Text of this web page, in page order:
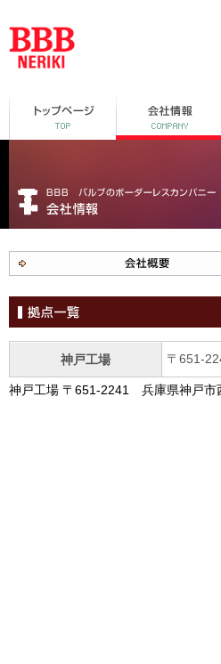
神戸工場 〒651-
神戸工場 〒651-2241 兵庫県神戸市